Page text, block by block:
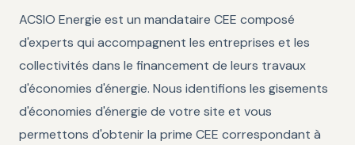
ACSIO Energie est un mandataire CEE composé
d'experts qui accompagnent les entreprises et les
collectivités dans le financement de leurs travaux
d'économies d'énergie. Nous identifions les gisements
d'économies d'énergie de votre site et vous
permettons d'obtenir la prime CEE correspondant à